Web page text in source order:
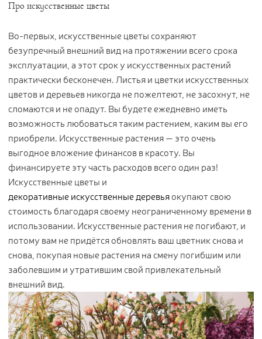
Статьи
Идеи
СМИ о нас
Про искусственные цветы
Во-первых, искусственные цветы сохраняют
безупречный внешний вид на протяжении всего срока
эксплуатации, а этот срок у искусственных растений
практически бесконечен. Листья и цветки искусственных
цветов и деревьев никогда не пожелтеют, не засохнут, не
сломаются и не опадут. Вы будете ежедневно иметь
возможность любоваться таким растением, каким вы его
приобрели. Искусственные растения — это очень
выгодное вложение финансов в красоту. Вы
финансируете эту часть расходов всего один раз!
Искусственные цветы и
декоративные искусственные деревьяокупают свою
стоимость благодаря своему неограниченному времени в
использовании. Искусственные растения не погибают, и
потому вам не придётся обновлять ваш цветник снова и
снова, покупая новые растения на смену погибшим или
заболевшим и утратившим свой привлекательный
внешний вид.